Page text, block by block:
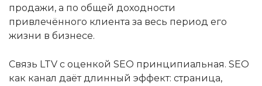
продажи, а по общей доходности
привлечённого клиента за весь период его
жизни в бизнесе.
Связь LTV с оценкой SEO принципиальная. SEO
как канал даёт длинный эффект: страница,